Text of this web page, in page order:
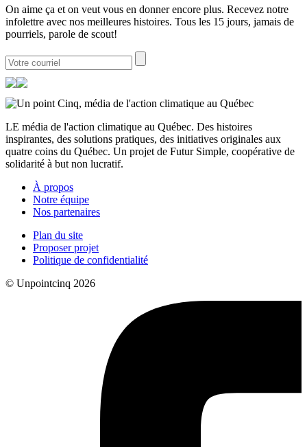
On aime ça et on veut vous en donner encore plus. Recevez notre
infolettre avec nos meilleures histoires. Tous les 15 jours, jamais de
pourriels, parole de scout!
LE média de l'action climatique au Québec. Des histoires
inspirantes, des solutions pratiques, des initiatives originales aux
quatre coins du Québec. Un projet de Futur Simple, coopérative de
solidarité à but non lucratif.
À propos
Notre équipe
Nos partenaires
Plan du site
Proposer projet
Politique de confidentialité
© Unpointcinq 2026